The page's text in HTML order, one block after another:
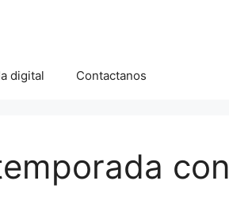
digital Contactanos
con